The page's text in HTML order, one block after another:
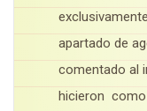
apartado de
comentado al
hicieron